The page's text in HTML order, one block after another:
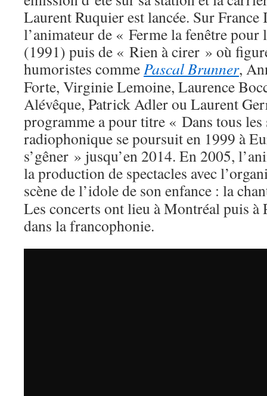
Laurent Ruquier est lancée. Sur
l’animateur de « Ferme la fenêtre pour
(1991) puis de « Rien à cirer » où
humoristes commePascal Brunner,
Forte, Virginie Lemoine, Laurence
Alévêque, Patrick Adler ou Laurent
programme a pour titre « Dans tous les
radiophonique se poursuit en 1999 à
s’gêner » jusqu’en 2014. En 2005,
la production de spectacles avec
scène de l’idole de son enfance : la
Les concerts ont lieu à Montréal puis à
dans la francophonie.